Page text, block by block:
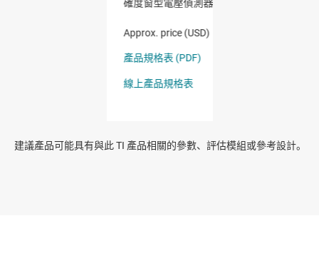
建議產品可能具有與此 TI 產品相關的參數、評估模組或參考設計。